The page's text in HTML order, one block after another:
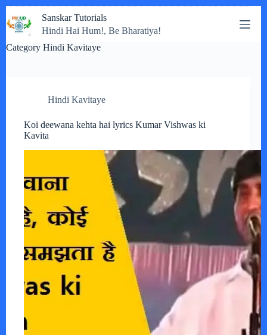
to
content
Sanskar Tutorials
Hindi Hai Hum!, Be Bharatiya!
Category Hindi Kavitaye
Hindi Kavitaye
Koi deewana kehta hai lyrics Kumar Vishwas ki
Kavita